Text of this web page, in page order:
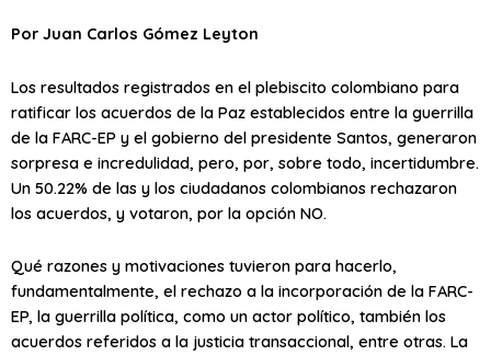
Por Juan Carlos Gómez Leyton
Los resultados registrados en el plebiscito colombiano para
ratificar los acuerdos de la Paz establecidos entre la guerrilla
de la FARC-EP y el gobierno del presidente Santos, generaron
sorpresa e incredulidad, pero, por, sobre todo, incertidumbre.
Un 50.22% de las y los ciudadanos colombianos rechazaron
los acuerdos, y votaron, por la opción NO.
Qué razones y motivaciones tuvieron para hacerlo,
fundamentalmente, el rechazo a la incorporación de la FARC-
EP, la guerrilla política, como un actor político, también los
acuerdos referidos a la justicia transaccional, entre otras. La